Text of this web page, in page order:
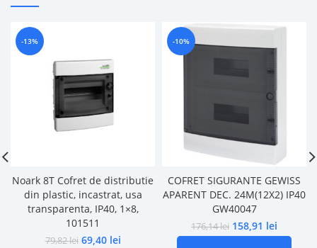
-13%
Noark 8T Cofret de distributie
din plastic, incastrat, usa
transparenta, IP40, 1×8,
101511
79,82lei 69,40 lei
-10%
COFRET SIGURANTE GEWISS
APARENT DEC. 24M(12X2) IP40
GW40047
176,14lei 158,91 lei